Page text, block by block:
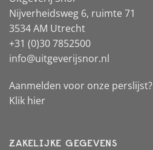
Nijverheidsweg 6, ruimte 71
3534 AM Utrecht
+31 (0)30 7852500
info@uitgeverijsnor.nl
Aanmelden voor onze perslijst?
Klik hier
ZAKELIJKE GEGEVENS